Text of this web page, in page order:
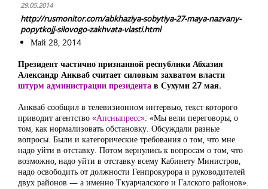
29.05.2014
http://rusmonitor.com/abkhaziya-sobytiya-27-maya-nazvany-
popytkojj-silovogo-zakhvata-vlasti.html
Май 28, 2014
Президент частично признанной республики Абхазия
Александр Анкваб считает силовым захватом власти
штурм администрации президента в Сухуми 27 мая.
Анкваб сообщил в телевизионном интервью, текст которого
приводит агентство «Апсныпресс»: «Мы вели переговоры, о
том, как нормализовать обстановку. Обсуждали разные
вопросы. Были и категорические требования о том, что мне
надо уйти в отставку. Потом вернулись к вопросам о том, что
возможно, надо уйти в отставку всему Кабинету Министров,
надо освободить от должности Генпрокурора и руководителей
двух районов — а именно Ткуарчалского и Галского районов».